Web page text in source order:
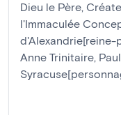
Dieu le Père,
l'Immaculée
d'Alexandrie[reine-
Anne Trinitaire